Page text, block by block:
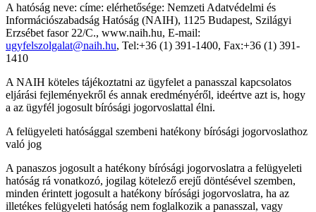
A hatóság neve: címe: elérhetősége: Nemzeti Adatvédelmi és
Információszabadság Hatóság (NAIH), 1125 Budapest, Szilágyi
Erzsébet fasor 22/C., www.naih.hu, E-mail:
ugyfelszolgalat@naih.hu, Tel:+36 (1) 391-1400, Fax:+36 (1) 391-
1410
A NAIH köteles tájékoztatni az ügyfelet a panasszal kapcsolatos
eljárási fejleményekről és annak eredményéről, ideértve azt is, hogy
a az ügyfél jogosult bírósági jogorvoslattal élni.
A felügyeleti hatósággal szembeni hatékony bírósági jogorvoslathoz
való jog
A panaszos jogosult a hatékony bírósági jogorvoslatra a felügyeleti
hatóság rá vonatkozó, jogilag kötelező erejű döntésével szemben,
minden érintett jogosult a hatékony bírósági jogorvoslatra, ha az
illetékes felügyeleti hatóság nem foglalkozik a panasszal, vagy